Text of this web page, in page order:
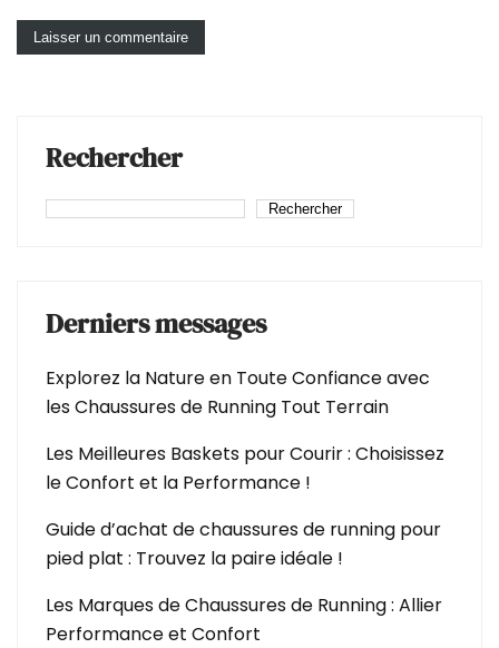
Rechercher
Rechercher
Derniers messages
Explorez la Nature en Toute Confiance avec
les Chaussures de Running Tout Terrain
Les Meilleures Baskets pour Courir : Choisissez
le Confort et la Performance !
Guide d’achat de chaussures de running pour
pied plat : Trouvez la paire idéale !
Les Marques de Chaussures de Running : Allier
Performance et Confort